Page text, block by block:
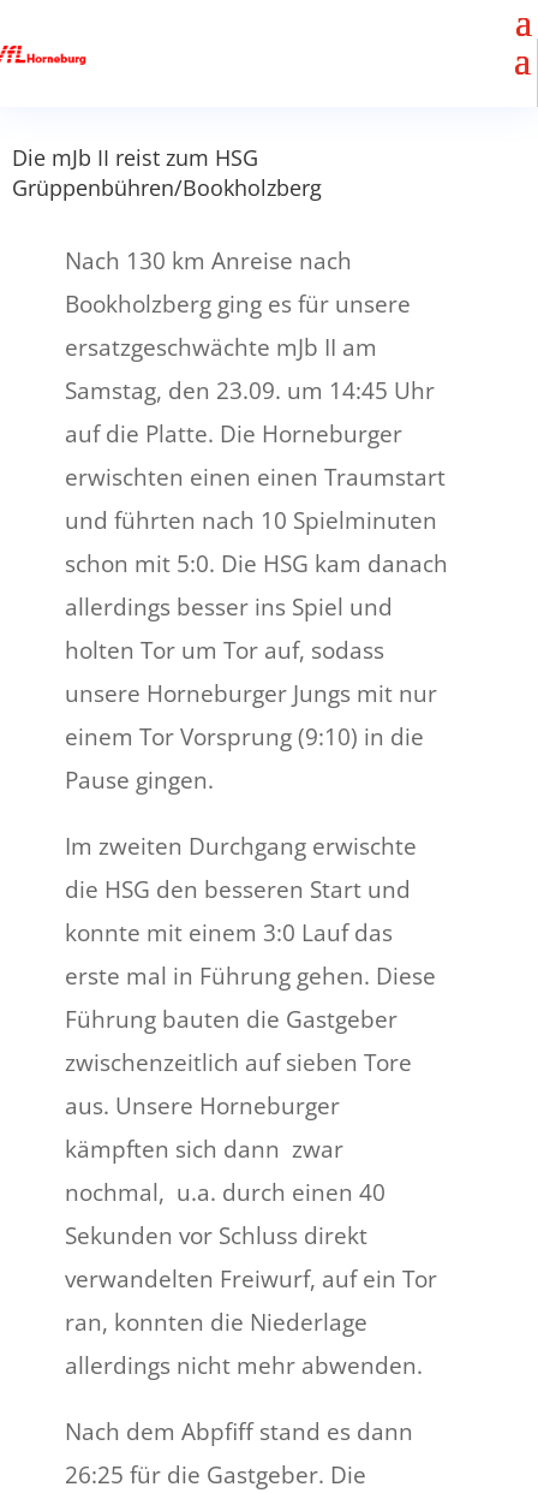
Die mJb II reist zum HSG
Grüppenbühren/Bookholzberg
Nach 130 km Anreise nach
Bookholzberg ging es für unsere
ersatzgeschwächte mJb II am
Samstag, den 23.09. um 14:45 Uhr
auf die Platte. Die Horneburger
erwischten einen einen Traumstart
und führten nach 10 Spielminuten
schon mit 5:0. Die HSG kam danach
allerdings besser ins Spiel und
holten Tor um Tor auf, sodass
unsere Horneburger Jungs mit nur
einem Tor Vorsprung (9:10) in die
Pause gingen.
Im zweiten Durchgang erwischte
die HSG den besseren Start und
konnte mit einem 3:0 Lauf das
erste mal in Führung gehen. Diese
Führung bauten die Gastgeber
zwischenzeitlich auf sieben Tore
aus. Unsere Horneburger
kämpften sich dann zwar
nochmal, u.a. durch einen 40
Sekunden vor Schluss direkt
verwandelten Freiwurf, auf ein Tor
ran, konnten die Niederlage
allerdings nicht mehr abwenden.
Nach dem Abpfiff stand es dann
26:25 für die Gastgeber. Die